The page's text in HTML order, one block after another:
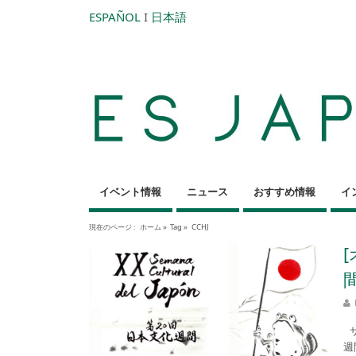
ESPAÑOL I 日本語
イベント情報 ニュース おすすめ情報 イ
現在のページ : ホーム » Tag » CCHJ
[